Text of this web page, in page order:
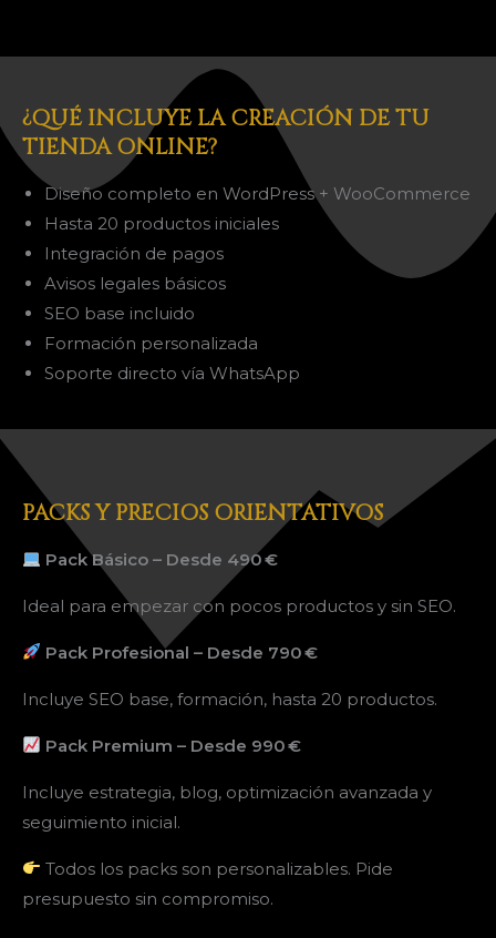
¿QUÉ INCLUYE LA CREACIÓN DE TU
TIENDA ONLINE?
Diseño completo en WordPress + WooCommerce
Hasta 20 productos iniciales
Integración de pagos
Avisos legales básicos
SEO base incluido
Formación personalizada
Soporte directo vía WhatsApp
PACKS Y PRECIOS ORIENTATIVOS
Pack Básico – Desde 490 €
Ideal para empezar con pocos productos y sin SEO.
Pack Profesional – Desde 790 €
Incluye SEO base, formación, hasta 20 productos.
Pack Premium – Desde 990 €
Incluye estrategia, blog, optimización avanzada y
seguimiento inicial.
Todos los packs son personalizables. Pide
presupuesto sin compromiso.